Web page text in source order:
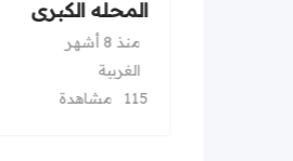
المحله الكبرى
منذ 8 أشهر
الغربية
115 مشاهدة